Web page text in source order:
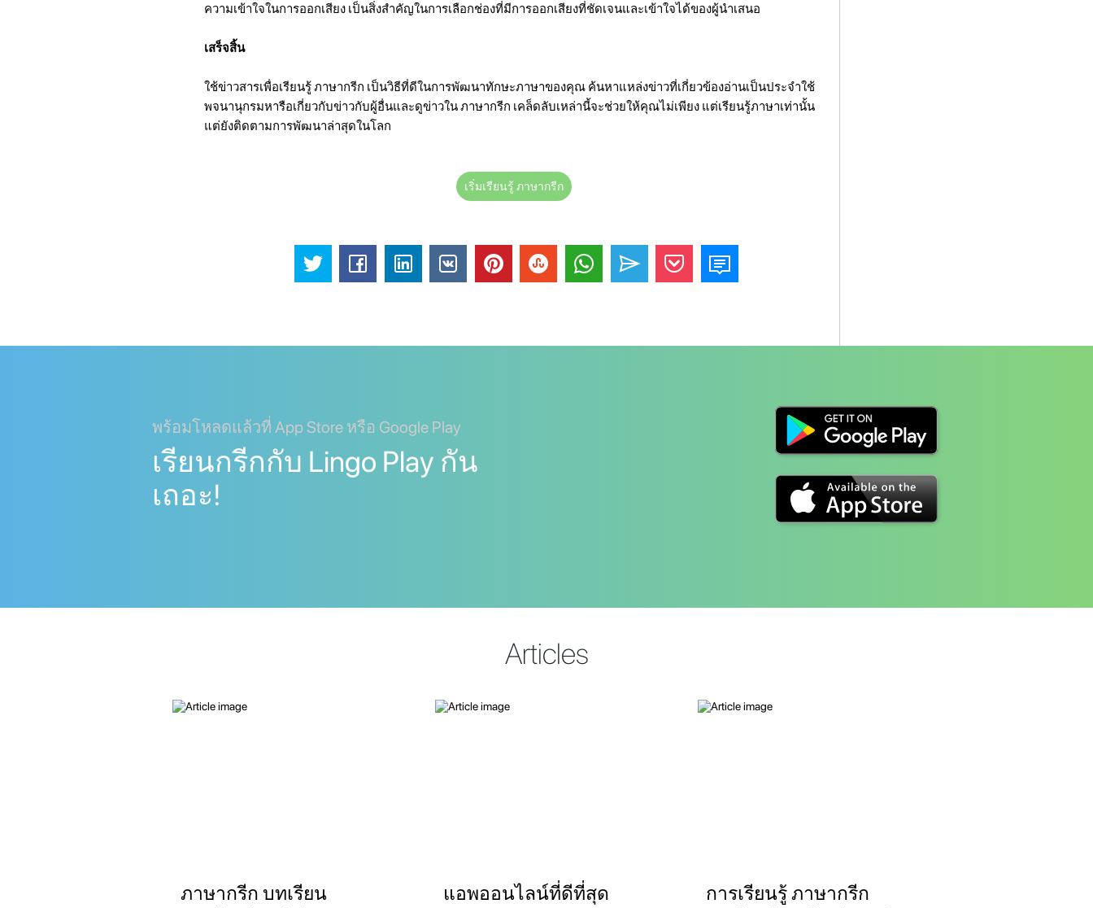
ความเข้าใจในการออกเสียง เป็นสิ่งสำคัญในการเลือกช่องที่มีการออกเสียงที่ชัดเจนและเข้าใจได้ของผู้นำเสนอ
เสร็จสิ้น
ใช้ข่าวสารเพื่อเรียนรู้ ภาษากรีก เป็นวิธีที่ดีในการพัฒนาทักษะภาษาของคุณ ค้นหาแหล่งข่าวที่เกี่ยวข้องอ่านเป็นประจำใช้
พจนานุกรมหารือเกี่ยวกับข่าวกับผู้อื่นและดูข่าวใน ภาษากรีก เคล็ดลับเหล่านี้จะช่วยให้คุณไม่เพียง แต่เรียนรู้ภาษาเท่านั้น
แต่ยังติดตามการพัฒนาล่าสุดในโลก
เริ่มเรียนรู้ ภาษากรีก
พร้อมโหลดแล้วที่ App Store หรือ Google Play
เรียนกรีกกับ Lingo Play กัน
เถอะ!
Articles
ภาษากรีก บทเรียน
แอพออนไลน์ที่ดีที่สุด
การเรียนรู้ ภาษากรีก